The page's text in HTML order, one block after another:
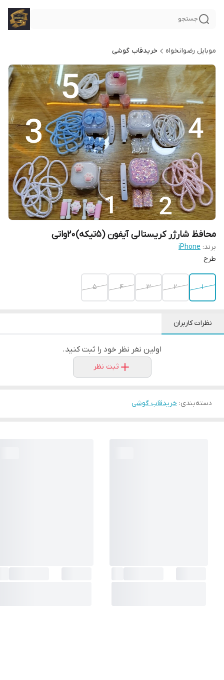
جستجو
موبایل رضوانخواه خریدقاب گوشی
محافظ شارژر کریستالی آیفون (۵تیکه)۲۰واتی
برند: iPhone
طرح
۱ ۲ ۳ ۴ ۵
نظرات کاربران
اولین نفر نظر خود را ثبت کنید.
ثبت نظر
دسته‌بندی: خریدقاب گوشی